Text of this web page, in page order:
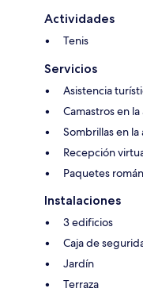
Actividades
Tenis
Servicios
Asistencia
Camastros en
Sombrillas en la
Recepción
Paquetes
Instalaciones
3 edificios
Caja de
Jardín
Terraza